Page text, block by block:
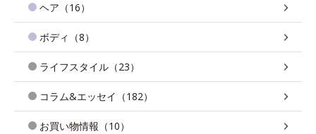
ヘア（16）
ボディ（8）
ライフスタイル（23）
コラム&エッセイ（182）
お買い物情報（10）